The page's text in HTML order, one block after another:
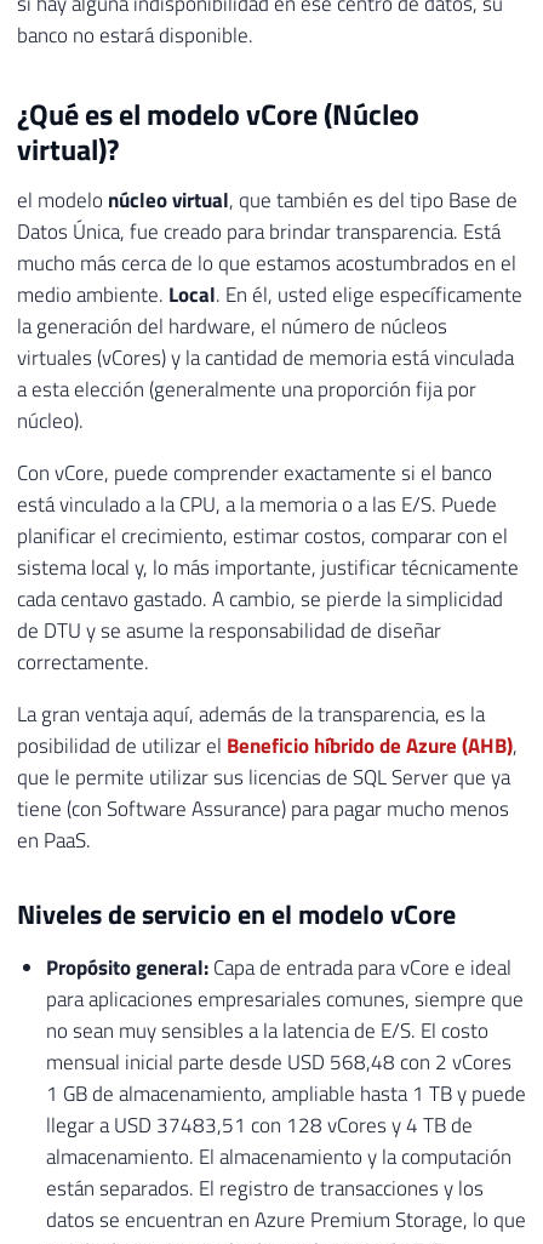
banco no estará disponible.
¿Qué es el modelo vCore (Núcleo
virtual)?
el modelo núcleo virtual, que también es del tipo Base de
Datos Única, fue creado para brindar transparencia. Está
mucho más cerca de lo que estamos acostumbrados en el
medio ambiente. Local. En él, usted elige específicamente
la generación del hardware, el número de núcleos
virtuales (vCores) y la cantidad de memoria está vinculada
a esta elección (generalmente una proporción fija por
núcleo).
Con vCore, puede comprender exactamente si el banco
está vinculado a la CPU, a la memoria o a las E/S. Puede
planificar el crecimiento, estimar costos, comparar con el
sistema local y, lo más importante, justificar técnicamente
cada centavo gastado. A cambio, se pierde la simplicidad
de DTU y se asume la responsabilidad de diseñar
correctamente.
La gran ventaja aquí, además de la transparencia, es la
posibilidad de utilizar el Beneficio híbrido de Azure (AHB),
que le permite utilizar sus licencias de SQL Server que ya
tiene (con Software Assurance) para pagar mucho menos
en PaaS.
Niveles de servicio en el modelo vCore
Propósito general:Capa de entrada para vCore e ideal
para aplicaciones empresariales comunes, siempre que
no sean muy sensibles a la latencia de E/S. El costo
mensual inicial parte desde USD 568,48 con 2 vCores
1 GB de almacenamiento, ampliable hasta 1 TB y puede
llegar a USD 37483,51 con 128 vCores y 4 TB de
almacenamiento. El almacenamiento y la computación
están separados. El registro de transacciones y los
datos se encuentran en Azure Premium Storage, lo que